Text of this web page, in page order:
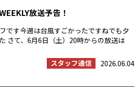
放送予告！
です今週は台風すごかったですねでも夕
さて、6月6日（土）20時からの放送は
スタッフ通信
2026.06.04